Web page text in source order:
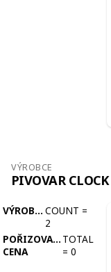
VÝROBCE
PIVOVAR CLOCK
VÝROBCE COUNT =
2
POŘIZOVACÍ
CENA
TOTAL
= 0